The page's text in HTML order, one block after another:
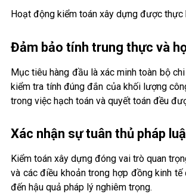
Hoạt động kiểm toán xây dựng được
Đảm bảo tính trung thực và
Mục tiêu hàng đầu là xác minh toàn bộ
kiểm tra tính đúng đắn của khối lượng
trong việc hạch toán và quyết toán đều
Xác nhận sự tuân thủ pháp
Kiểm toán xây dựng đóng vai trò quan
và các điều khoản trong hợp đồng kinh
đến hậu quả pháp lý nghiêm trọng.